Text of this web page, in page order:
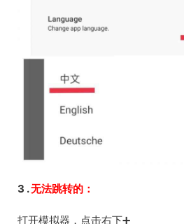
3 .无法跳转的：
打开模拟器，点击右下➕